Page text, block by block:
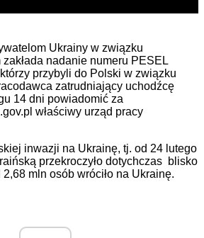
Ukrainy w związku
nadanie numeru PESEL
przybyli do Polski w związku
zatrudniający uchodźcę
14 dni powiadomić za
właściwy urząd pracy
inwazji na Ukrainę, tj. od 24 lutego
przekroczyło dotychczas blisko
mln osób wróciło na Ukrainę.